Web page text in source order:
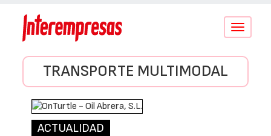
Conmutar
TRANSPORTE MULTIMODAL
ACTUALIDAD